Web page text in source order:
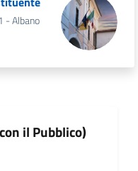
- Albano
il Pubblico)